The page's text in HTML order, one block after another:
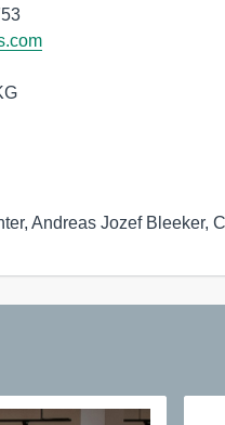
Andreas Jozef Bleeker,